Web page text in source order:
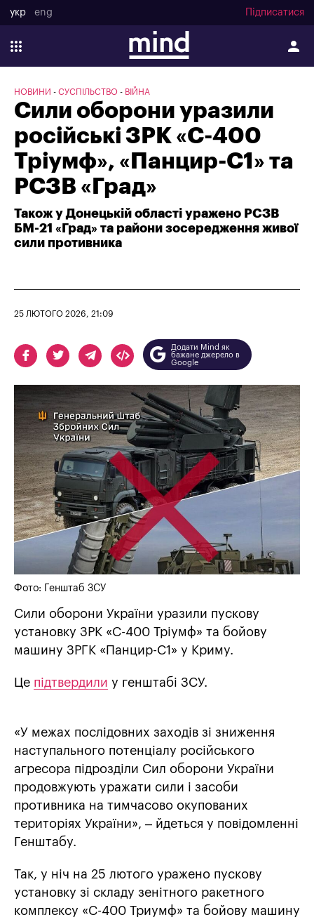
укр eng Підписатися
НОВИНИ СУСПІЛЬСТВО ВІЙНА
Сили оборони уразили
російські ЗРК «С-400
Тріумф», «Панцир-С1» та
РСЗВ «Град»
Також у Донецькій області уражено РСЗВ
БМ-21 «Град» та райони зосередження живої
сили противника
25 ЛЮТОГО 2026, 21:09
Додати Mind як
бажане джерело в
Google
Фото: Генштаб ЗСУ
Сили оборони України уразили пускову
установку ЗРК «С-400 Тріумф» та бойову
машину ЗРГК «Панцир-С1» у Криму.
Це підтвердили у генштабі ЗСУ.
«У межах послідовних заходів зі зниження
наступального потенціалу російського
агресора підрозділи Сил оборони України
продовжують уражати сили і засоби
противника на тимчасово окупованих
територіях України», – йдеться у повідомленні
Генштабу.
Так, у ніч на 25 лютого уражено пускову
установку зі складу зенітного ракетного
комплексу «С-400 Триумф» та бойову машину